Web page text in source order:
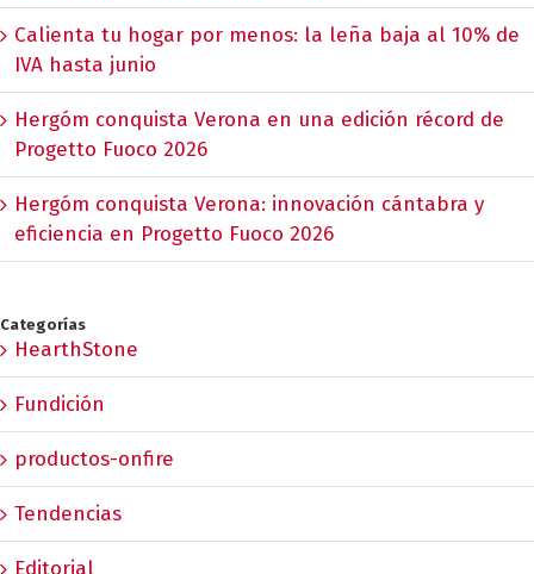
Calienta tu hogar por menos: la leña baja al 10% de
IVA hasta junio
Hergóm conquista Verona en una edición récord de
Progetto Fuoco 2026
Hergóm conquista Verona: innovación cántabra y
eficiencia en Progetto Fuoco 2026
Categorías
HearthStone
Fundición
productos-onfire
Tendencias
Editorial